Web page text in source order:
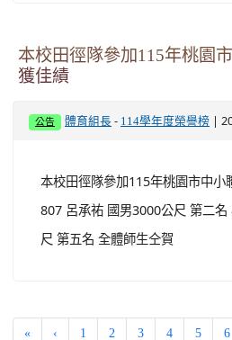
本校田徑隊參加115年桃園
獲佳績
公告 體育組長 - 114學年度榮譽榜 |
本校田徑隊參加115年桃園市中小
807 呂承祐 國男3000公尺 第二
尺 第五名 全體師生仝賀
« ‹ 1 2 3 4 5 6